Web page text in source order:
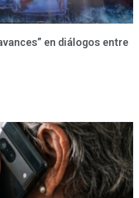
en diálogos entre